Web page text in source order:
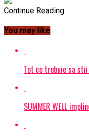
Continue Reading
You may like
Tot ce trebuie sa
SUMMER WELL